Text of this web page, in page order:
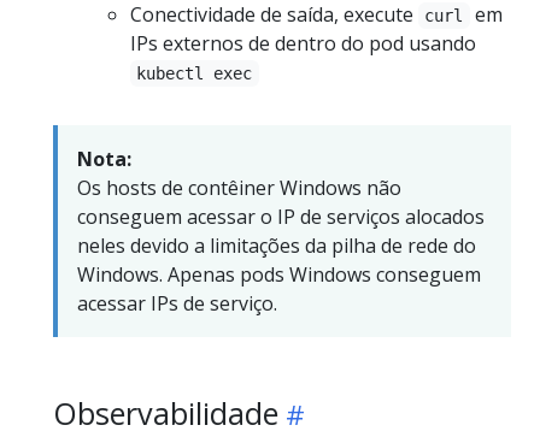
Conectividade de saída, execute
curl
em
IPs externos de dentro do pod usando
kubectl exec
Nota:
Os hosts de contêiner Windows não
conseguem acessar o IP de serviços alocados
neles devido a limitações da pilha de rede do
Windows. Apenas pods Windows conseguem
acessar IPs de serviço.
Observabilidade